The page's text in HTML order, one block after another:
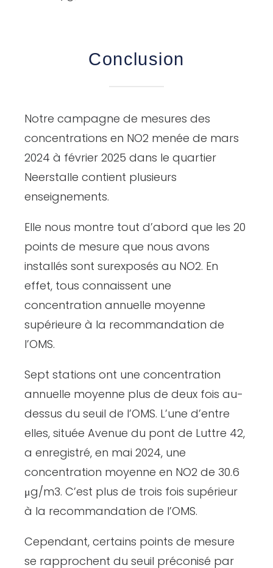
Conclusion
Notre campagne de mesures des
concentrations en NO2 menée de mars
2024 à février 2025 dans le quartier
Neerstalle contient plusieurs
enseignements.
Elle nous montre tout d’abord que les 20
points de mesure que nous avons
installés sont surexposés au NO2. En
effet, tous connaissent une
concentration annuelle moyenne
supérieure à la recommandation de
l’OMS.
Sept stations ont une concentration
annuelle moyenne plus de deux fois au-
dessus du seuil de l’OMS. L’une d’entre
elles, située Avenue du pont de Luttre 42,
a enregistré, en mai 2024, une
concentration moyenne en NO2 de 30.6
μg/m3. C’est plus de trois fois supérieur
à la recommandation de l’OMS.
Cependant, certains points de mesure
se rapprochent du seuil préconisé par